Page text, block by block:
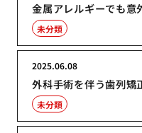
金属アレルギーでも意
未分類
外科手術を伴う歯列矯
2025.06.08
未分類